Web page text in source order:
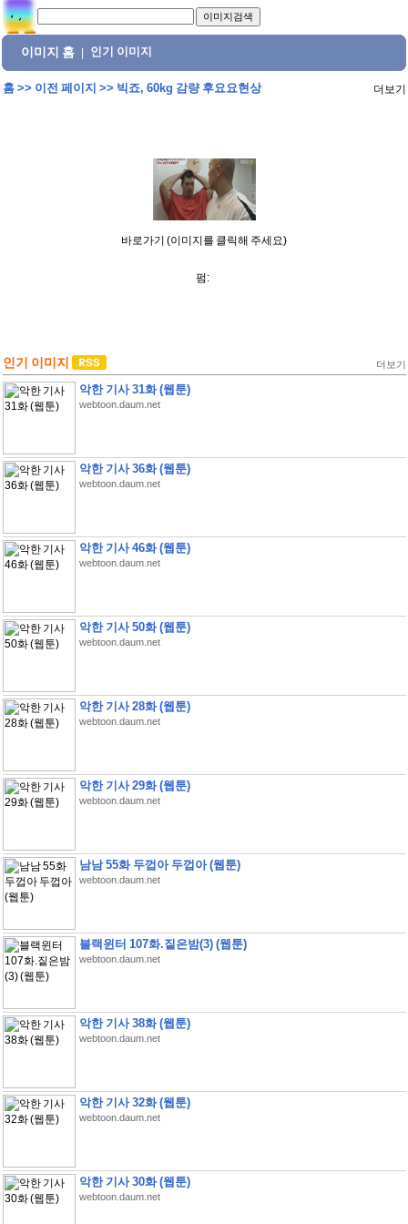
이미지 홈 인기 이미지
홈>> 이전 페이지 >> 빅죠, 60kg 감량 후요요현상 더보기
바로가기 (이미지를 클릭해 주세요)
펌:
인기 이미지 더보기
악한 기사 31화 (웹툰)
webtoon.daum.net
악한 기사 36화 (웹툰)
webtoon.daum.net
악한 기사 46화 (웹툰)
webtoon.daum.net
악한 기사 50화 (웹툰)
webtoon.daum.net
악한 기사 28화 (웹툰)
webtoon.daum.net
악한 기사 29화 (웹툰)
webtoon.daum.net
남남 55화 두껍아 두껍아 (웹툰)
webtoon.daum.net
블랙윈터 107화.짙은밤(3) (웹툰)
webtoon.daum.net
악한 기사 38화 (웹툰)
webtoon.daum.net
악한 기사 32화 (웹툰)
webtoon.daum.net
악한 기사 30화 (웹툰)
webtoon.daum.net